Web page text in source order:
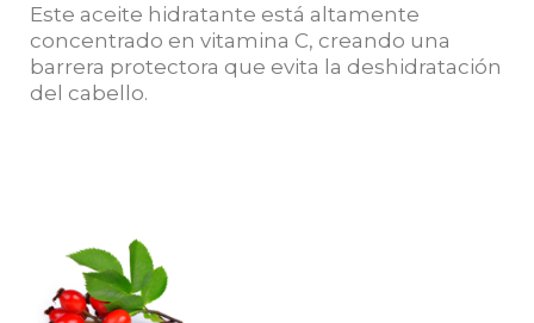
Este aceite hidratante está altamente
concentrado en vitamina C, creando una
barrera protectora que evita la deshidratación
del cabello.